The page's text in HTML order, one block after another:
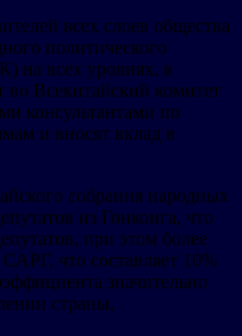
всех слоев общества
политического
на всех уровнях, в
во Всекитайский комитет
консультантами по
и вносят вклад в
собрания народных
из Гонконга, что
при этом более
что составляет 10%
значительно
страны,